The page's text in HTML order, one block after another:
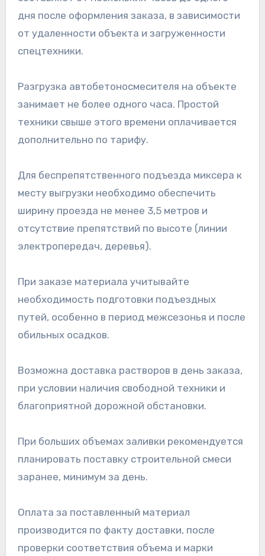
дня после оформления заказа, в зависимости
от удаленности объекта и загруженности
спецтехники.
Разгрузка автобетоносмесителя на объекте
занимает не более одного часа. Простой
техники свыше этого времени оплачивается
дополнительно по тарифу.
Для беспрепятственного подъезда миксера к
месту выгрузки необходимо обеспечить
ширину проезда не менее 3,5 метров и
отсутствие препятствий по высоте (линии
электропередач, деревья).
При заказе материала учитывайте
необходимость подготовки подъездных
путей, особенно в период межсезонья и после
обильных осадков.
Возможна доставка растворов в день заказа,
при условии наличия свободной техники и
благоприятной дорожной обстановки.
При больших объемах заливки рекомендуется
планировать поставку строительной смеси
заранее, минимум за день.
Оплата за поставленный материал
производится по факту доставки, после
проверки соответствия объема и марки